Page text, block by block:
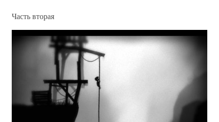
Часть вторая